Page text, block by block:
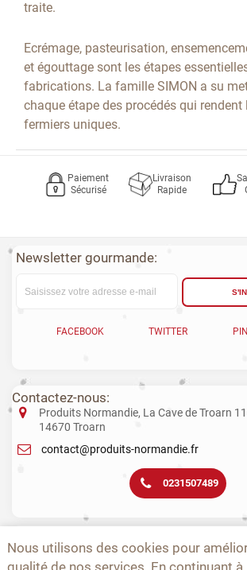
traite.
Ecrémage, pasteurisation,
et égouttage sont les étapes
fabrications. La famille SIMON a su
chaque étape des procédés qui
fermiers uniques.
Paiement
Sécurisé
Livraison
Rapide
Newsletter gourmande:
FACEBOOK TWITTER
Contactez-nous:
Produits Normandie, La Cave de Troarn
14670 Troarn
contact@produits-normandie.fr
0231507489
Nous utilisons des cookies pour
qualité de nos services. En continuant à
pour la santé. La consommation de boissons
grossesse, même en faible quantité, peut avoir des